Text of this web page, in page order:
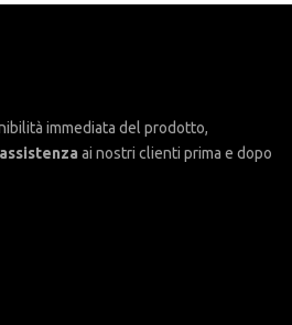
immediata del prodotto,
assistenza ai nostri clienti prima e dopo